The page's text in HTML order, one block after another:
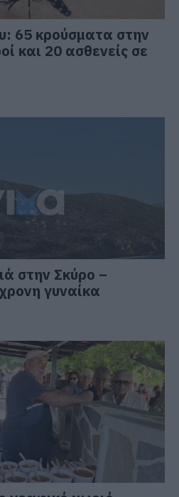
65 κρούσματα στην
και 20 ασθενείς σε
στην Σκύρο –
γυναίκα